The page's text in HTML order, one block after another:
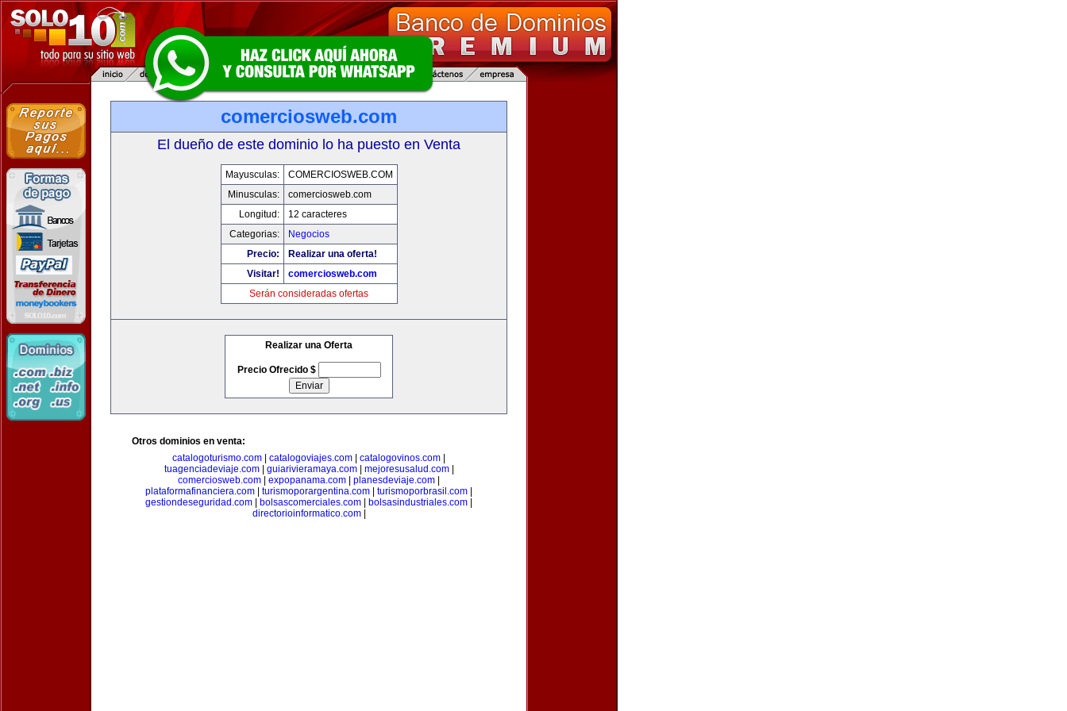
comerciosweb.com
El dueño de este dominio lo ha puesto en Venta
Mayusculas:
COMERCIOSWEB.COM
Minusculas:
comerciosweb.com
Longitud:
12 caracteres
Categorias:
Negocios
Precio:
Realizar una oferta!
Visitar!
comerciosweb.com
Serán consideradas ofertas
Realizar una Oferta
Precio Ofrecido $
Otros dominios en venta:
catalogoturismo.com
catalogoviajes.com catalogovinos.com
tuagenciadeviaje.com| guiarivieramaya.com| mejoresusalud.com|
comerciosweb.com
expopanama.com planesdeviaje.com
plataformafinanciera.com
turismoporargentina.com turismoporbrasil.com
gestiondeseguridad.com
bolsascomerciales.com bolsasindustriales.com
directorioinformatico.com|